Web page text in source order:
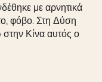
με αρνητικά
φόβο. Στη Δύση
στην Κίνα αυτός ο